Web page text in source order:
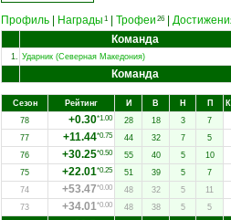
Профиль Награды 1 Трофеи 26
Команда
1. Ударник (Северная Македония)
Команда
Сезон Рейтинг И В Н П
78
+0.30*1.00 28 18 3 7
77
+11.44*0.75 44 32 7 5
76
+30.25*0.50 55 40 5 10
75
+22.01*0.25 51 39 5 7
74
+53.47*0.00 48 32 5 11
73
+34.01*0.00 48 38 5 5